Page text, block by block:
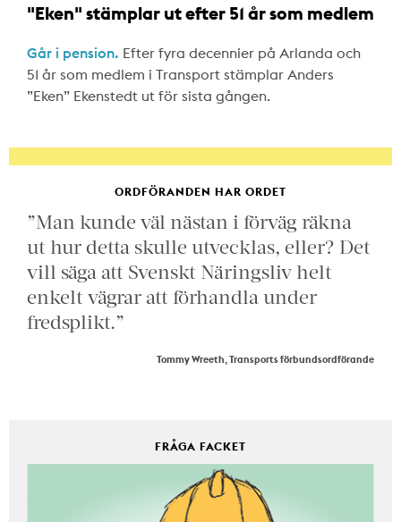
"Eken" stämplar ut efter 51 år som medlem
Går i pension. Efter fyra decennier på Arlanda och
51 år som medlem i Transport stämplar Anders
”Eken” Ekenstedt ut för sista gången.
ORDFÖRANDEN HAR ORDET
”Man kunde väl nästan i förväg räkna
ut hur detta skulle utvecklas, eller? Det
vill säga att Svenskt Näringsliv helt
enkelt vägrar att förhandla under
fredsplikt.”
Tommy Wreeth, Transports förbundsordförande
FRÅGA FACKET